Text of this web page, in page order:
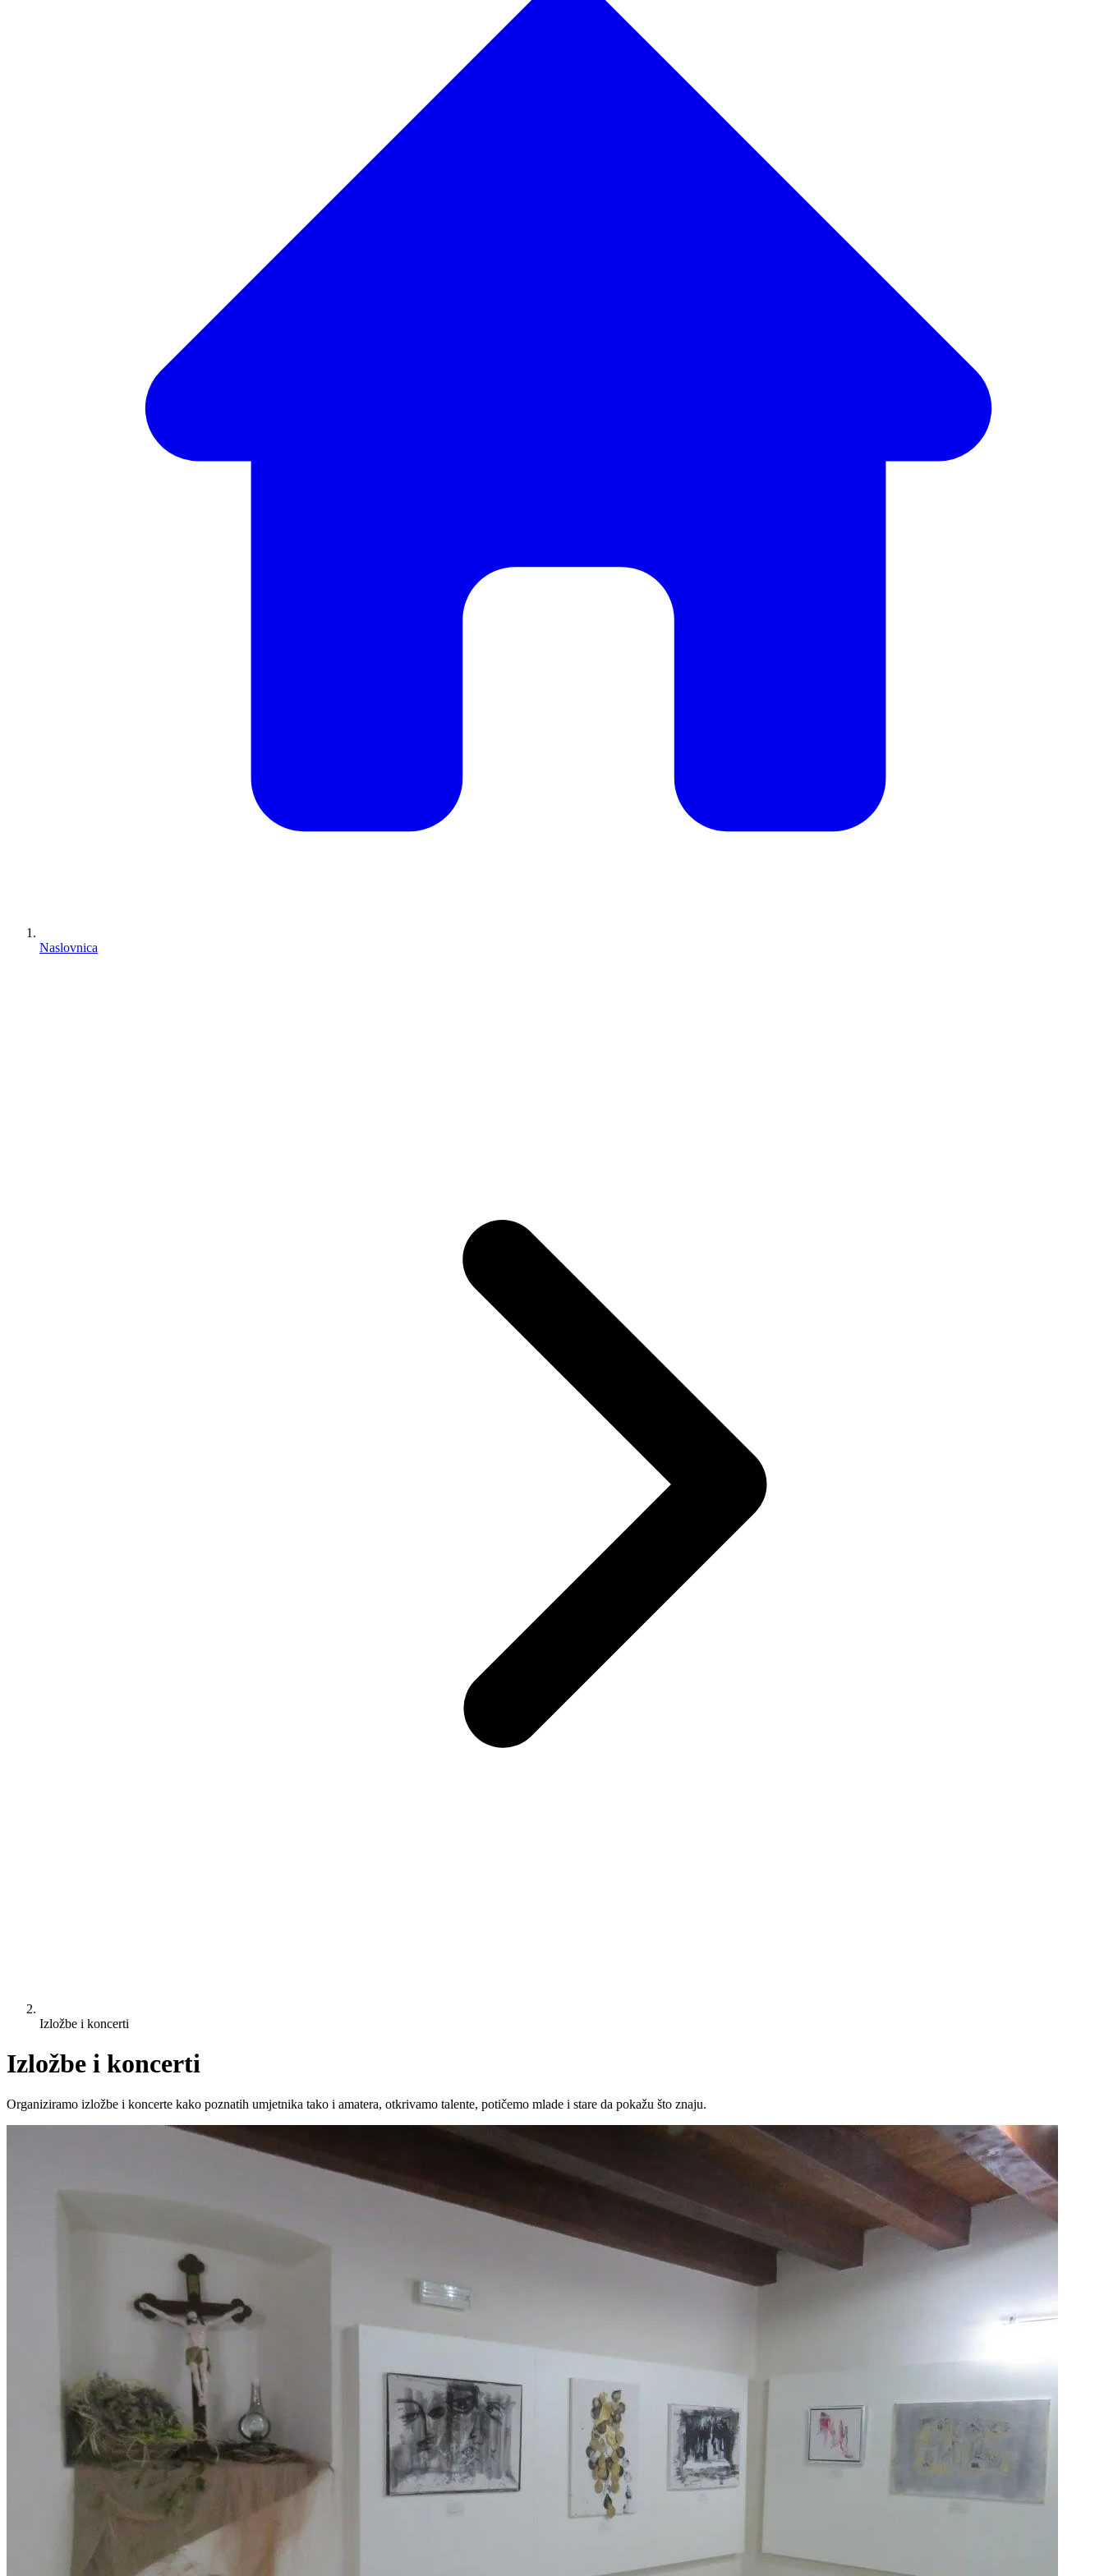
Naslovnica
Izložbe i koncerti
Izložbe i koncerti
Organiziramo izložbe i koncerte kako poznatih umjetnika tako i amatera, otkrivamo talente, potičemo mlade i stare da pokažu što znaju.